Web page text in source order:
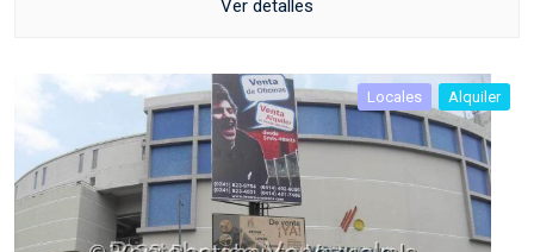
Ver detalles
Locales Alquiler